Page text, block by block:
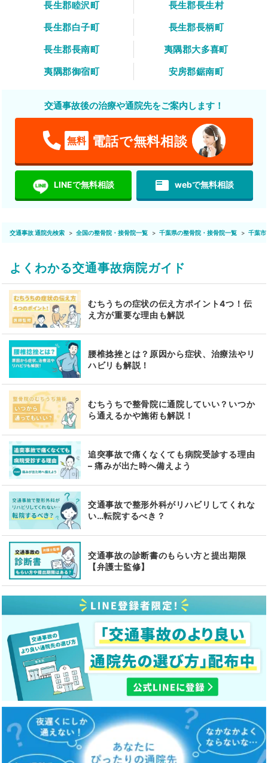
長生郡睦沢町
長生郡長生村
長生郡白子町
長生郡長柄町
長生郡長南町
夷隅郡大多喜町
夷隅郡御宿町
安房郡鋸南町
交通事故後の治療や通院先をご案内します！
無料 電話で無料相談
LINEで無料相談 featured_play_list webで無料相談
交通事故 通院先検索 全国の整骨院・接骨院一覧 千葉県の整骨院・接骨院一覧 千葉市
よくわかる交通事故病院ガイド
むちうちの症状の伝え方ポイント4つ！伝
え方が重要な理由も解説
腰椎捻挫とは？原因から症状、治療法やリ
ハビリも解説！
むちうちで整骨院に通院していい？いつか
ら通えるかや施術も解説！
追突事故で痛くなくても病院受診する理由
– 痛みが出た時へ備えよう
交通事故で整形外科がリハビリしてくれな
い…転院するべき？
交通事故の診断書のもらい方と提出期限
【弁護士監修】